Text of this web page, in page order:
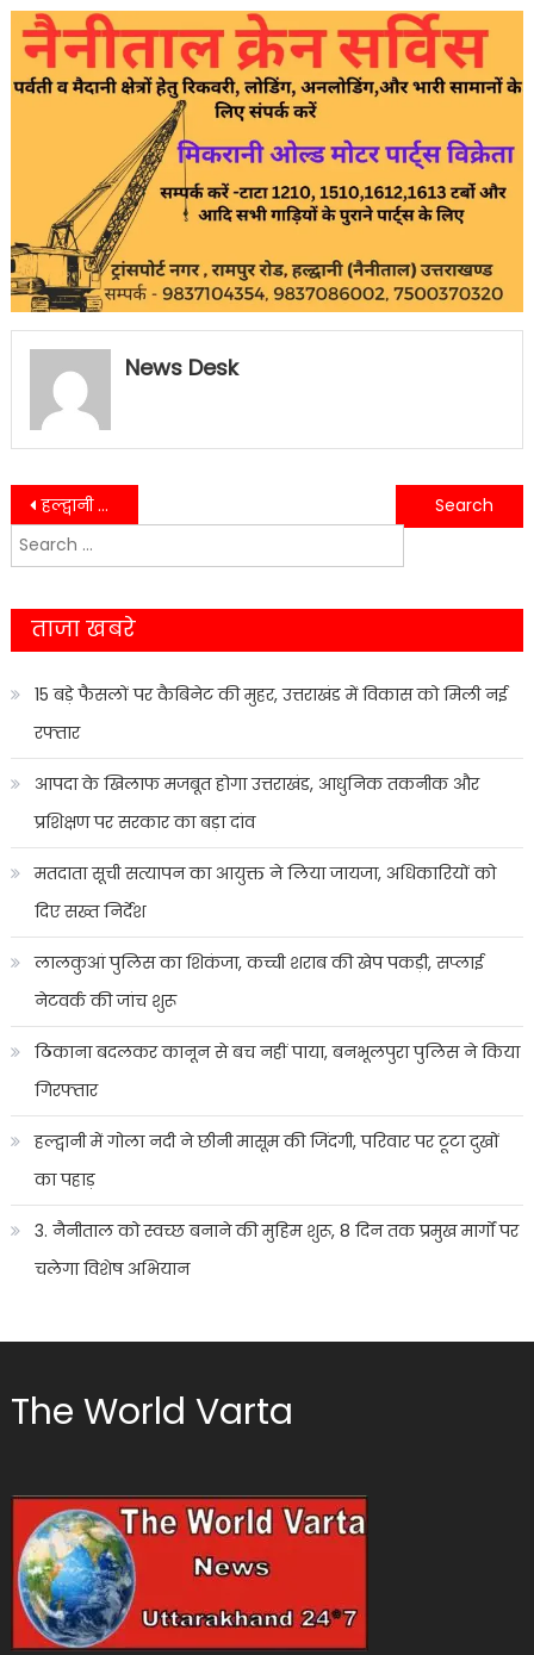
News Desk
Post
navigation
हल्द्वानी नगर निगम ने लांच की दगडू बैणी सेना……
द्यूसा और तिमली गांव को मॉडल गांव के रूप में विकसित किया जाएगा: सीडीओ
Search
for:
ताजा खबरे
15 बड़े फैसलों पर कैबिनेट की मुहर, उत्तराखंड में विकास को मिली नई
रफ्तार
आपदा के खिलाफ मजबूत होगा उत्तराखंड, आधुनिक तकनीक और
प्रशिक्षण पर सरकार का बड़ा दांव
मतदाता सूची सत्यापन का आयुक्त ने लिया जायजा, अधिकारियों को
दिए सख्त निर्देश
लालकुआं पुलिस का शिकंजा, कच्ची शराब की खेप पकड़ी, सप्लाई
नेटवर्क की जांच शुरू
ठिकाना बदलकर कानून से बच नहीं पाया, बनभूलपुरा पुलिस ने किया
गिरफ्तार
हल्द्वानी में गोला नदी ने छीनी मासूम की जिंदगी, परिवार पर टूटा दुखों
का पहाड़
3. नैनीताल को स्वच्छ बनाने की मुहिम शुरू, 8 दिन तक प्रमुख मार्गों पर
चलेगा विशेष अभियान
The World Varta